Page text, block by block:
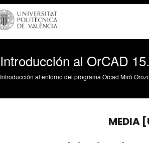
Introducción al OrCAD
Introducción al entorno del programa Orcad Miró